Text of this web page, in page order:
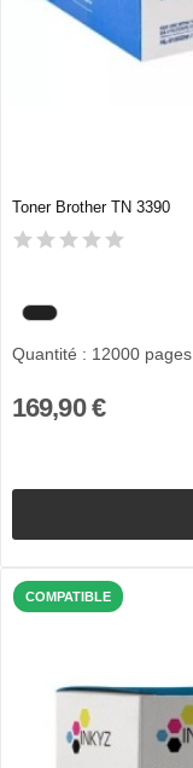
Toner Brother TN 3390
Quantité : 12000 pages
169,90 €
COMPATIBLE